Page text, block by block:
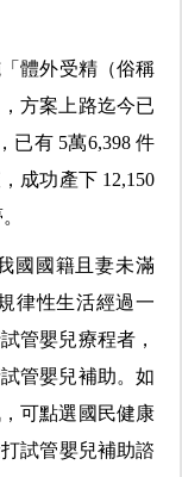
體外受精（俗稱
方案上路迄今已
已有 5萬6,398 件
成功產下 12,150
國國籍且妻未滿
律性生活經過一
管嬰兒療程者，
管嬰兒補助。如
可點選國民健康
打試管嬰兒補助諮